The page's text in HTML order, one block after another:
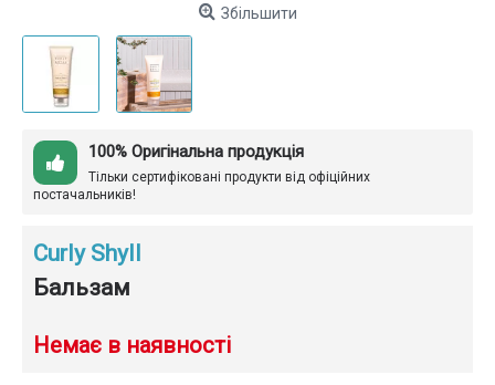
Збільшити
100% Оригінальна продукція
Тільки сертифіковані продукти від офіційних
постачальників!
Curly Shyll
Бальзам
Немає в наявності